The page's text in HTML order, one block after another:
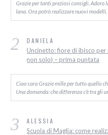
Grazie per tanti preziosi consigli. Adoro
lana. Ora potrò realizzare nuovi
2 DANIELA
Uncinetto: fiore di ibisco
non solo) – prima puntata
Ciao cara Grazie mille per tutto quello
Una domanda: che differenza c’è tra gli
3 ALESSIA
Scuola di Maglia: come